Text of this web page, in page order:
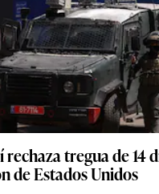
tregua de 14
de Estados Unidos